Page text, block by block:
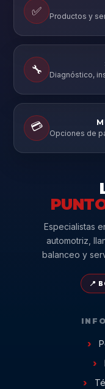
✅
Productos y
🔧
Diagnóstico,
💳
Opciones de
Especialistas
automotriz,
balanceo y
📍